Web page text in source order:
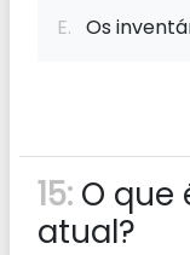
E. Os
15: O que
atual?